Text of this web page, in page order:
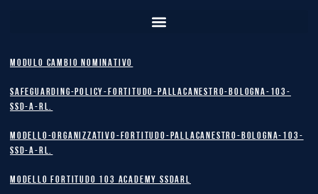
MODULO CAMBIO NOMINATIVO
safeguarding-policy-Fortitudo-Pallacanestro-Bologna-103-
SSD-A-RL.
Modello-Organizzativo-Fortitudo-Pallacanestro-Bologna-103-
SSD-A-RL.
MODELLO FORTITUDO 103 ACADEMY SSDARL